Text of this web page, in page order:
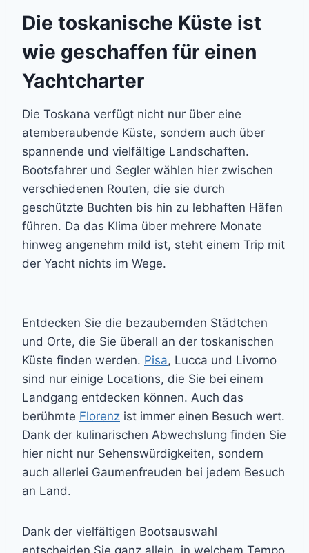
Die toskanische Küste ist
wie geschaffen für einen
Yachtcharter
Die Toskana verfügt nicht nur über eine
atemberaubende Küste, sondern auch über
spannende und vielfältige Landschaften.
Bootsfahrer und Segler wählen hier zwischen
verschiedenen Routen, die sie durch
geschützte Buchten bis hin zu lebhaften Häfen
führen. Da das Klima über mehrere Monate
hinweg angenehm mild ist, steht einem Trip mit
der Yacht nichts im Wege.
Entdecken Sie die bezaubernden Städtchen
und Orte, die Sie überall an der toskanischen
Küste finden werden. Pisa, Lucca und Livorno
sind nur einige Locations, die Sie bei einem
Landgang entdecken können. Auch das
berühmte Florenz ist immer einen Besuch wert.
Dank der kulinarischen Abwechslung finden Sie
hier nicht nur Sehenswürdigkeiten, sondern
auch allerlei Gaumenfreuden bei jedem Besuch
an Land.
Dank der vielfältigen Bootsauswahl